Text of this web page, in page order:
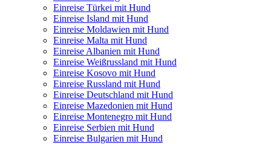
Einreise Türkei mit Hund
Einreise Island mit Hund
Einreise Moldawien mit Hund
Einreise Malta mit Hund
Einreise Albanien mit Hund
Einreise Weißrussland mit Hund
Einreise Kosovo mit Hund
Einreise Russland mit Hund
Einreise Deutschland mit Hund
Einreise Mazedonien mit Hund
Einreise Montenegro mit Hund
Einreise Serbien mit Hund
Einreise Bulgarien mit Hund